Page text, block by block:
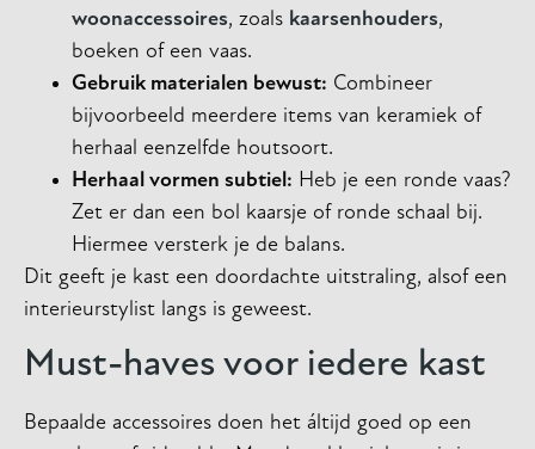
woonaccessoires, zoals kaarsenhouders,
boeken of een vaas.
Gebruik materialen bewust: Combineer
bijvoorbeeld meerdere items van keramiek of
herhaal eenzelfde houtsoort.
Herhaal vormen subtiel: Heb je een ronde vaas?
Zet er dan een bol kaarsje of ronde schaal bij.
Hiermee versterk je de balans.
Dit geeft je kast een doordachte uitstraling, alsof een
interieurstylist langs is geweest.
Must-haves voor iedere kast
Bepaalde accessoires doen het áltijd goed op een